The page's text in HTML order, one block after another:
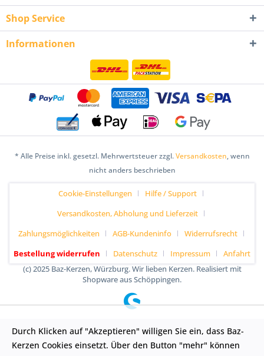
Shop Service
Informationen
* Alle Preise inkl. gesetzl. Mehrwertsteuer zzgl.Versandkosten, wenn
nicht anders beschrieben
Cookie-Einstellungen
Hilfe / Support
Versandkosten, Abholung und Lieferzeit
Zahlungsmöglichkeiten
AGB-Kundeninfo
Widerrufsrecht
Bestellung widerrufen
Datenschutz Impressum
Anfahrt
(c) 2025 Baz-Kerzen, Würzburg. Wir lieben Kerzen. Realisiert mit
Shopware aus Schöppingen.
Durch Klicken auf "Akzeptieren" willigen Sie ein, dass Baz-
Kerzen Cookies einsetzt. Über den Button "mehr" können